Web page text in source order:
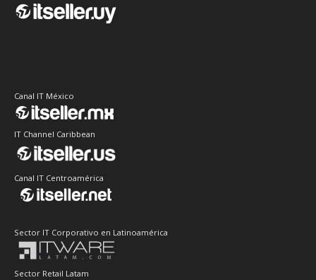
Canal IT México
IT Channel Caribbean
Canal IT Centroamérica
Sector IT Corporativo en Latinoamérica
Sector Retail Latam